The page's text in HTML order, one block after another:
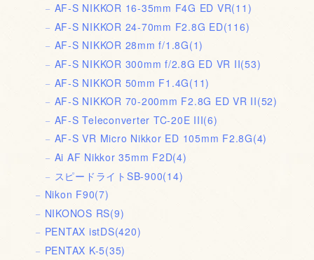
AF-S NIKKOR 16-35mm F4G ED VR(11)
AF-S NIKKOR 24-70mm F2.8G ED(116)
AF-S NIKKOR 28mm f/1.8G(1)
AF-S NIKKOR 300mm f/2.8G ED VR II(53)
AF-S NIKKOR 50mm F1.4G(11)
AF-S NIKKOR 70-200mm F2.8G ED VR II(52)
AF-S Teleconverter TC-20E III(6)
AF-S VR Micro Nikkor ED 105mm F2.8G(4)
Ai AF Nikkor 35mm F2D(4)
スピードライトSB-900(14)
Nikon F90(7)
NIKONOS RS(9)
PENTAX istDS(420)
PENTAX K-5(35)